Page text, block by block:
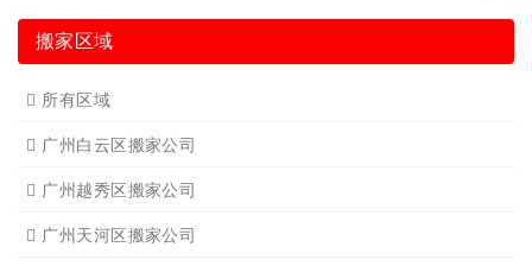
搬家区域
所有区域
广州白云区搬家公司
广州越秀区搬家公司
广州天河区搬家公司